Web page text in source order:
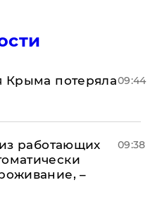
Крыма потеряла09:44
работающих
–
09:38